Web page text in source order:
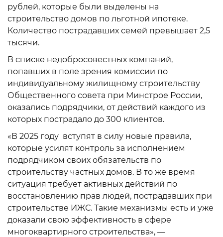
рублей, которые были выделены на
строительство домов по льготной ипотеке.
Количество пострадавших семей превышает 2,5
тысячи.
В списке недобросовестных компаний,
попавших в поле зрения комиссии по
индивидуальному жилищному строительству
Общественного совета при Минстрое России,
оказались подрядчики, от действий каждого из
которых пострадало до 300 клиентов.
«В 2025 году вступят в силу новые правила,
которые усилят контроль за исполнением
подрядчиком своих обязательств по
строительству частных домов. В то же время
ситуация требует активных действий по
восстановлению прав людей, пострадавших при
строительстве ИЖС. Такие механизмы есть и уже
доказали свою эффективность в сфере
многоквартирного строительства», —